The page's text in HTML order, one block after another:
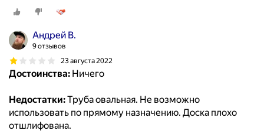
Be balanced (балансир, balance board, тренажер вейк-
борд, сноуборд, скейтборд)
Андрей В.
9 отзывов
23 августа 2022
Достоинства: Ничего
Недостатки:Труба овальная. Не возможно
использовать по прямому назначению. Доска плохо
отшлифована.